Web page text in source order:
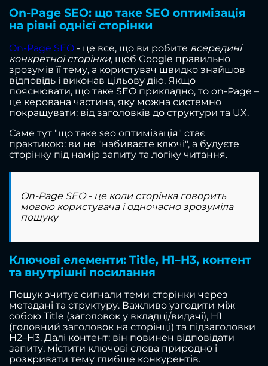
On-Page SEO: що таке SEO оптимізація
на рівні однієї сторінки
On-Page SEO - це все, що ви робите всередині
конкретної сторінки, щоб Google правильно
зрозумів її тему, а користувач швидко знайшов
відповідь і виконав цільову дію. Якщо
пояснювати, що таке SEO прикладно, то on-Page –
це керована частина, яку можна системно
покращувати: від заголовків до структури та UX.
Саме тут "що таке seo оптимізація" стає
практикою: ви не "набиваєте ключі", а будуєте
сторінку під намір запиту та логіку читання.
On-Page SEO - це коли сторінка говорить
мовою користувача і одночасно зрозуміла
пошуку
Ключові елементи: Title, H1–H3, контент
та внутрішні посилання
Пошук зчитує сигнали теми сторінки через
метадані та структуру. Важливо узгодити між
собою Title (заголовок у вкладці/видачі), H1
(головний заголовок на сторінці) та підзаголовки
H2–H3. Далі контент: він повинен відповідати
запиту, містити ключові слова природно і
розкривати тему глибше конкурентів.